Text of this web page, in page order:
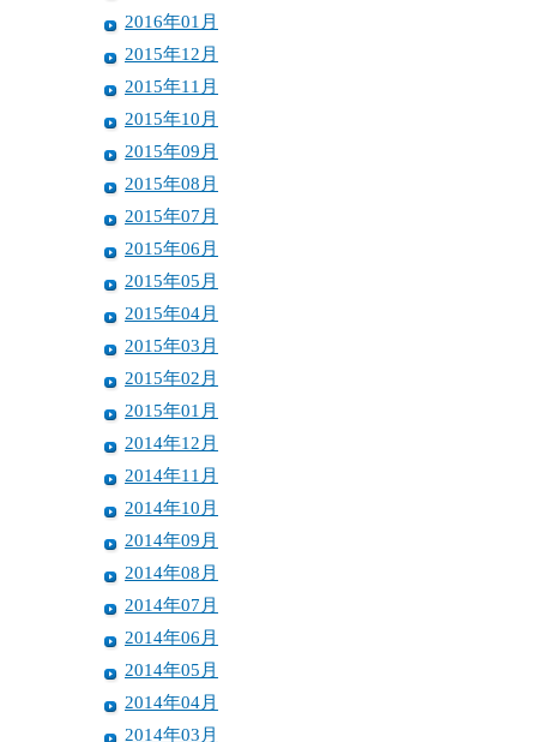
2016年01月
2015年12月
2015年11月
2015年10月
2015年09月
2015年08月
2015年07月
2015年06月
2015年05月
2015年04月
2015年03月
2015年02月
2015年01月
2014年12月
2014年11月
2014年10月
2014年09月
2014年08月
2014年07月
2014年06月
2014年05月
2014年04月
2014年03月